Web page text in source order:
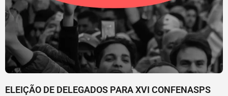
ELEIÇÃO DE DELEGADOS PARA XVI CONFENASPS